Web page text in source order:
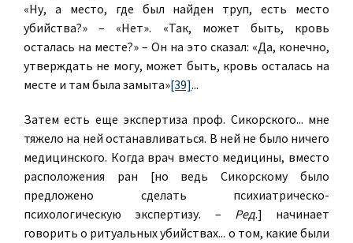
«Ну, а место, где был найден труп, есть место
убийства?» – «Нет». «Так, может быть, кровь
осталась на месте?» – Он на это сказал: «Да, конечно,
утверждать не могу, может быть, кровь осталась на
месте и там была замыта»[39]...
Затем есть еще экспертиза проф. Сикорского... мне
тяжело на ней останавливаться. В ней не было ничего
медицинского. Когда врач вместо медицины, вместо
расположения ран [но ведь Сикорскому было
предложено сделать психиатрическо-
психологическую экспертизу. – Ред.] начинает
говорить о ритуальных убийствах... о том, какие были